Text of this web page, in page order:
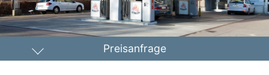
Preisanfrage